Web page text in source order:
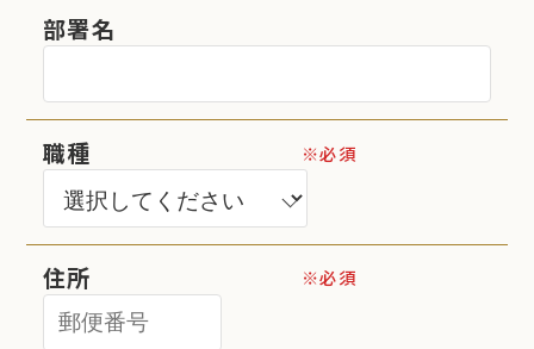
部署名
職種 ※必須
住所 ※必須